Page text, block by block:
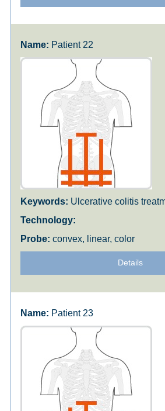
Patient 22
Ulcerative colitis
convex, linear, color
Details
Patient 23